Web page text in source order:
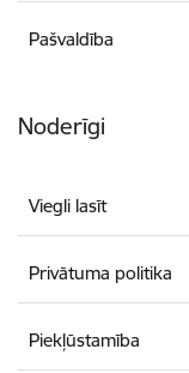
Pašvaldība
Noderīgi
Viegli lasīt
Privātuma politika
Piekļūstamība